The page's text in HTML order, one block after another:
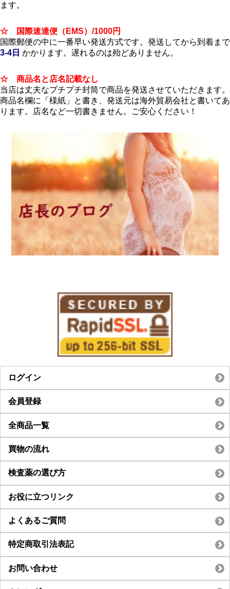
ます。
☆ 国際速達便（EMS）/1000円
国際郵便の中に一番早い発送方式です。発送してから到着まで
3-4日 かかります。遅れるのは殆どありません。
☆ 商品名と店名記載なし
当店は丈夫なプチプチ封筒で商品を発送させていただきます。
商品名欄に「様紙」と書き、発送元は海外貿易会社と書いてあ
ります。店名など一切書きません。ご安心ください！
ログイン
会員登録
全商品一覧
買物の流れ
検査薬の選び方
お役に立つリンク
よくあるご質問
特定商取引法表記
お問い合わせ